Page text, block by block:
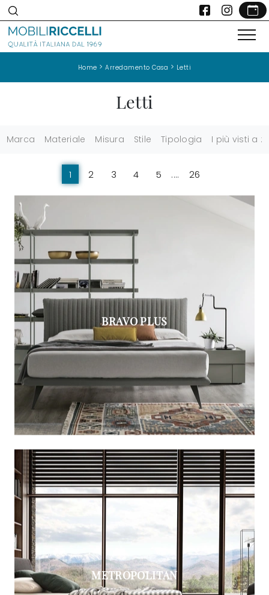
Home >Arredamento Casa > Letti
Letti
Marca Materiale Misura Stile Tipologia I più visti a :
1 2 3 4 5 .... 26
BRAVO PLUS
METROPOLITAN